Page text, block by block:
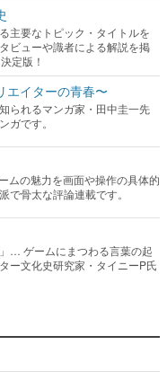
主要なトピック・タイトルを
ビューや識者による解説を掲
定版！
エイターの青春〜
られるマンガ家・田中圭一先
ガです。
ムの魅力を画面や操作の具体的
で骨太な評論連載です。
… ゲームにまつわる言葉の起
ー文化史研究家・タイニーP氏